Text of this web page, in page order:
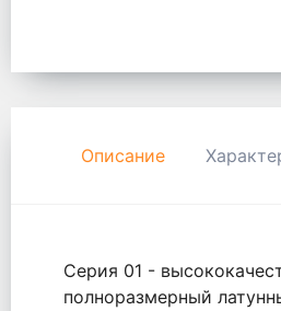
Описание
Серия 01 -
полноразмерный